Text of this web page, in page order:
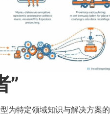
”​
为特定领域知识与解决方